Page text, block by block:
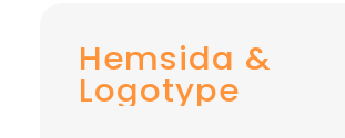
Hemsida &
Logotype